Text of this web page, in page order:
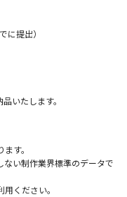
に提出）
いたします。
す。
い制作業界標準のデータで
ください。